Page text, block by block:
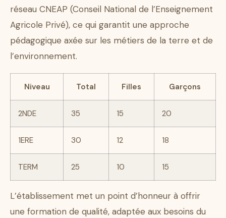
réseau CNEAP (Conseil National de l’Enseignement
Agricole Privé), ce qui garantit une approche
pédagogique axée sur les métiers de la terre et de
l’environnement.
Niveau Total Filles Garçons
2NDE 35 15 20
1ERE 30 12 18
TERM 25 10 15
L’établissement met un point d’honneur à offrir
une formation de qualité, adaptée aux besoins du